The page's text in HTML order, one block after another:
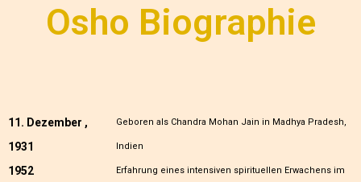
Osho Biographie
11. Dezember ,
1931
1952
Geboren als Chandra Mohan Jain in Madhya Pradesh,
Indien
Erfahrung eines intensiven spirituellen Erwachens im